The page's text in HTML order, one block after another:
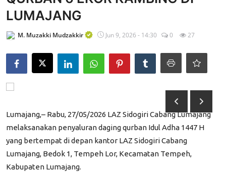
Edukasi ZIS
Contact
Majalah
Gallery
LUMAJANG
M. Muzakki Mudzakkir Jun 9, 2026 - 14:30 0 27
Lumajang,– Rabu, 27/05/2026 LAZ Sidogiri Cabang Lumajang
melaksanakan penyaluran daging qurban Idul Adha 1447 H
yang bertempat di depan kantor LAZ Sidogiri Cabang
Lumajang, Bedok 1, Tempeh Lor, Kecamatan Tempeh,
Kabupaten Lumajang.